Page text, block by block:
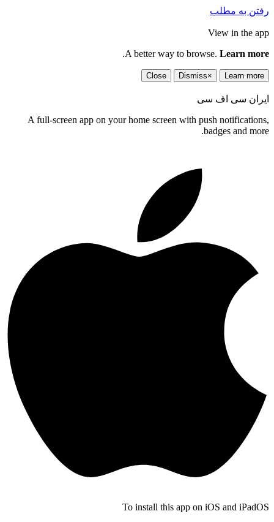
به مطلب
View in the
A better way to browse.Learn
.
Learn
Dismiss
Close
سی اف سی
A full-screen app on your home screen with push
badges and
To install this app on iOS and